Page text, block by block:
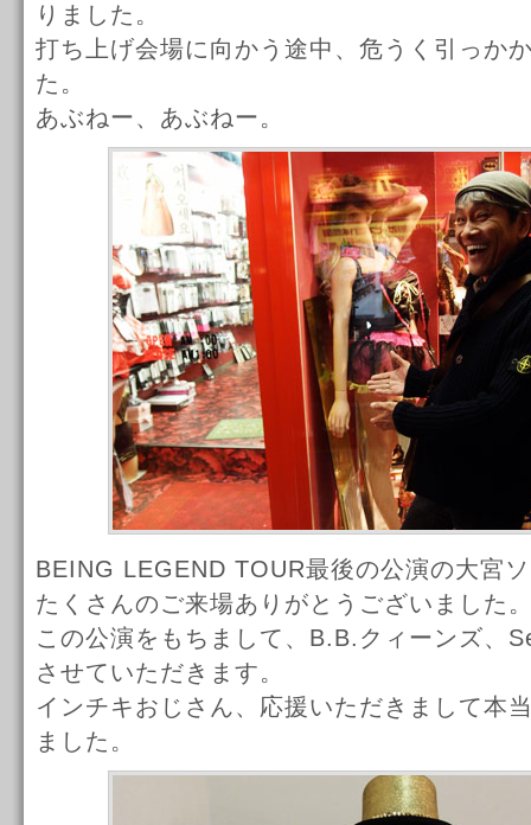
りました。
打ち上げ会場に向かう途中、危うく引っか
た。
あぶねー、あぶねー。
BEING LEGEND TOUR最後の公演の大宮
たくさんのご来場ありがとうございました
この公演をもちまして、B.B.クィーンズ、
させていただきます。
インチキおじさん、応援いただきまして本
ました。